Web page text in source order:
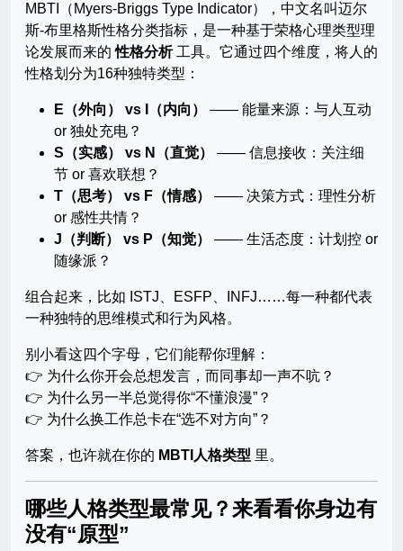
MBTI（Myers-Briggs Type Indicator），中文名叫迈尔
斯-布里格斯性格分类指标，是一种基于荣格心理类型理
论发展而来的性格分析工具。它通过四个维度，将人的
性格划分为16种独特类型：
E（外向） vs I（内向）
—— 能量来源：与人互动
or 独处充电？
S（实感） vs N（直觉）
—— 信息接收：关注细
节 or 喜欢联想？
T（思考） vs F（情感）
—— 决策方式：理性分析
or 感性共情？
J（判断） vs P（知觉）
—— 生活态度：计划控 or
随缘派？
组合起来，比如 ISTJ、ESFP、INFJ……每一种都代表
一种独特的思维模式和行为风格。
别小看这四个字母，它们能帮你理解：
👉 为什么你开会总想发言，而同事却一声不吭？
👉 为什么另一半总觉得你“不懂浪漫”？
👉 为什么换工作总卡在“选不对方向”？
答案，也许就在你的 MBTI人格类型 里。
哪些人格类型最常见？来看看你身边有
没有“原型”